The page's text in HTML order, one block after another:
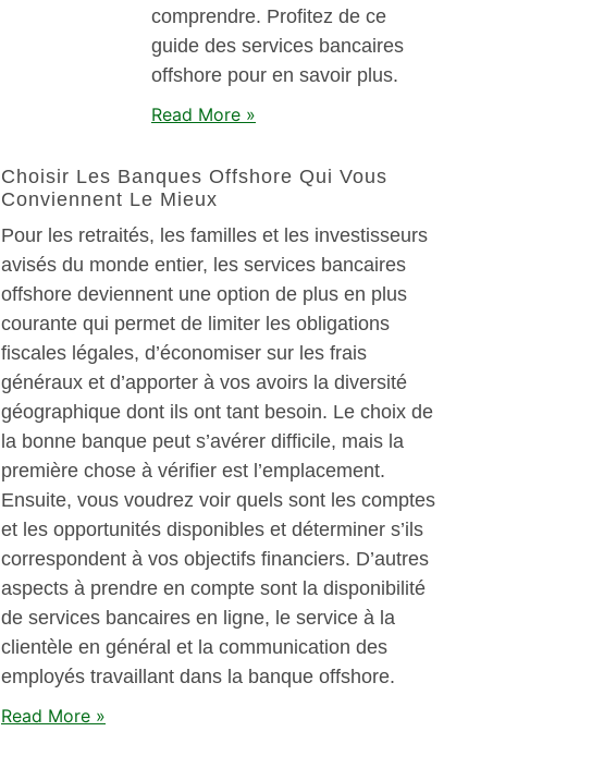
comprendre. Profitez de ce
guide des services bancaires
offshore pour en savoir plus.
Read More »
Choisir Les Banques Offshore Qui Vous
Conviennent Le Mieux
Pour les retraités, les familles et les investisseurs
avisés du monde entier, les services bancaires
offshore deviennent une option de plus en plus
courante qui permet de limiter les obligations
fiscales légales, d’économiser sur les frais
généraux et d’apporter à vos avoirs la diversité
géographique dont ils ont tant besoin. Le choix de
la bonne banque peut s’avérer difficile, mais la
première chose à vérifier est l’emplacement.
Ensuite, vous voudrez voir quels sont les comptes
et les opportunités disponibles et déterminer s’ils
correspondent à vos objectifs financiers. D’autres
aspects à prendre en compte sont la disponibilité
de services bancaires en ligne, le service à la
clientèle en général et la communication des
employés travaillant dans la banque offshore.
Read More »